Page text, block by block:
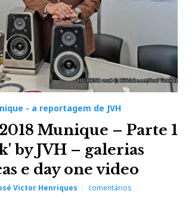
- a reportagem de JVH
Munique – Parte 1
by JVH – galerias
e day one video
Victor Henriques comentários